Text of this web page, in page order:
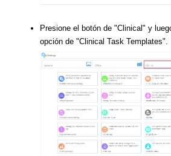
Presione el botón de "Clinical" y
opción de "Clinical Task Templates".